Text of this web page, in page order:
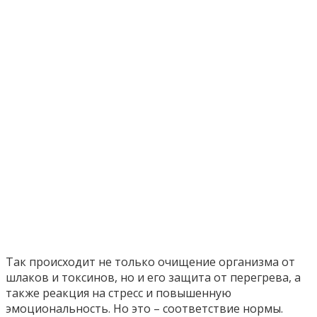
Так происходит не только очищение организма от
шлаков и токсинов, но и его защита от перегрева, а
также реакция на стресс и повышенную
эмоциональность. Но это – соответствие нормы.